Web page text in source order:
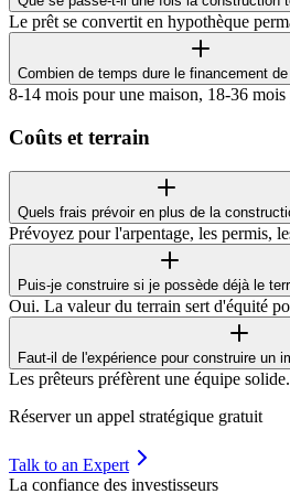
Le prêt se convertit en hypothèque
Combien de temps dure le financement
8-14 mois pour une maison, 18-36
Coûts et terrain
Quels frais prévoir en plus de la
Prévoyez pour l'arpentage, les permis,
Puis-je construire si je possède déjà le
Oui. La valeur du terrain sert d'équité
Faut-il de l'expérience pour construire un
Les prêteurs préfèrent une équipe
Réserver un appel stratégique gratuit
Talk to an Expert
La confiance des investisseurs